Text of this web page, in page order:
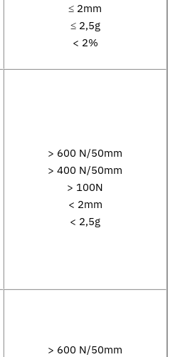
≤ 2mm
≤ 2,5g
< 2%
> 600 N/50mm
> 400 N/50mm
> 100N
< 2mm
< 2,5g
> 600 N/50mm